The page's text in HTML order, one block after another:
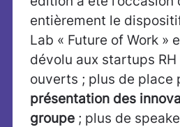
entièrement le
Lab « Future of Work »
dévolu aux startups
ouverts ; plus de place
présentation des
groupe ; plus de